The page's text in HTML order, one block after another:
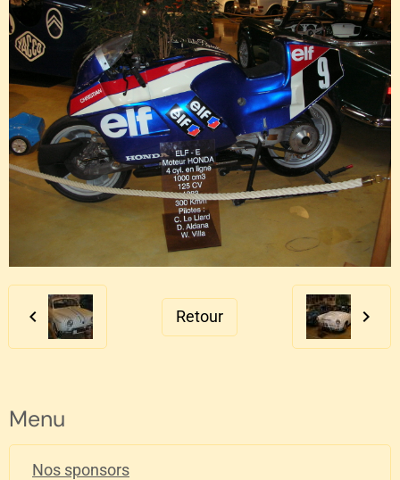
Retour
Menu
Nos sponsors